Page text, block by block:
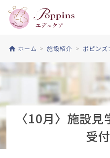
ホーム 施設紹介 ポピンズ
〈10月〉施設
受